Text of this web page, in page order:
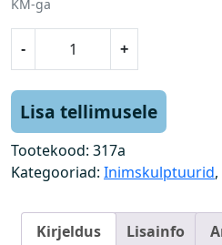
KM-ga
-
v
i
n
+
Lisa tellimusele
Tootekood: 317a
Kategooriad: Inimskulptuurid,
Kirjeldus Lisainfo